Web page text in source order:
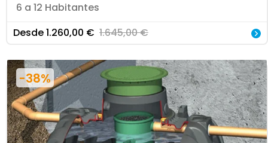
6 a 12 Habitantes
Desde1.260,00 € 1.645,00€
-38%